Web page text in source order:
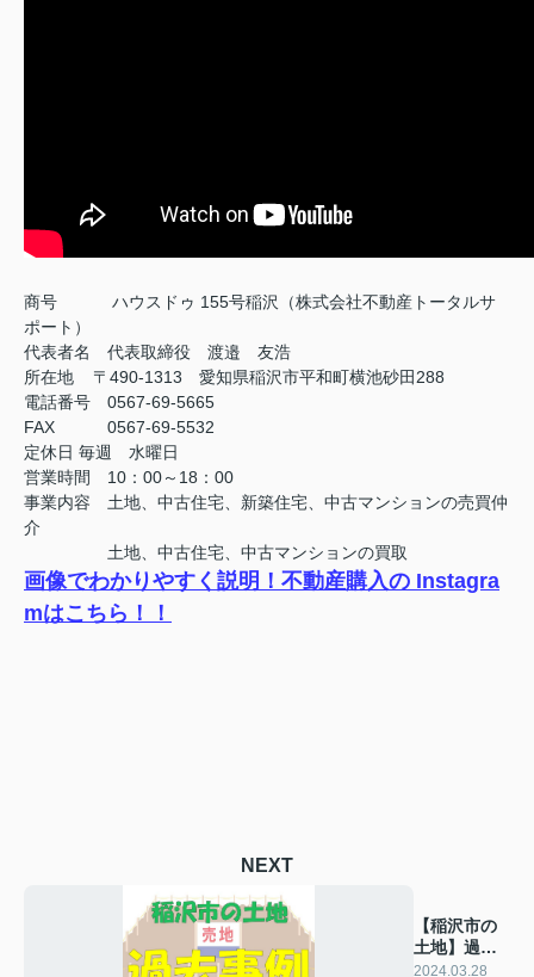
商号
ハウスドゥ 155号稲沢（株式会社不動産トータルサ
ポート）
代表者名 代表取締役 渡邉 友浩
所在地 〒490-1313 愛知県稲沢市平和町横池砂田288
電話番号 0567-69-5665
FAX
0567-69-5532
定休日 毎週 水曜日
営業時間 10：00～18：00
事業内容 土地、中古住宅、新築住宅、中古マンションの売買仲
介
土地、中古住宅、中古マンションの買取
画像でわかりやすく説明！不動産購入の Instagra
mはこちら！！
NEXT
【稲沢市の
土地】過去
の販売事例
2024.03.28